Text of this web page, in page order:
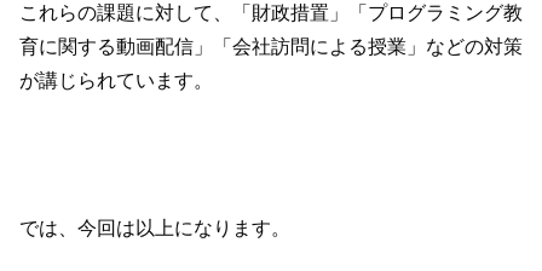
これらの課題に対して、「財政措置」「プログラミング教
育に関する動画配信」「会社訪問による授業」などの対策
が講じられています。
では、今回は以上になります。